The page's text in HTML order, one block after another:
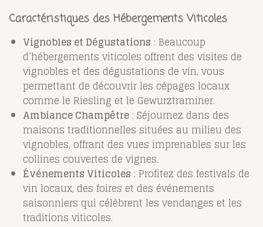
Caractéristiques des Hébergements Viticoles
Vignobles et Dégustations : Beaucoup
d’hébergements viticoles offrent des visites de
vignobles et des dégustations de vin, vous
permettant de découvrir les cépages locaux
comme le Riesling et le Gewurztraminer.
Ambiance Champêtre : Séjournez dans des
maisons traditionnelles situées au milieu des
vignobles, offrant des vues imprenables sur les
collines couvertes de vignes.
Événements Viticoles : Profitez des festivals de
vin locaux, des foires et des événements
saisonniers qui célèbrent les vendanges et les
traditions viticoles.